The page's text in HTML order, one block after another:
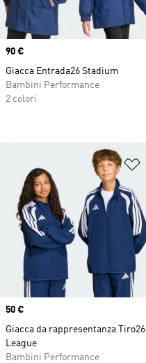
Price
90 €
Giacca Entrada26 Stadium
Bambini Performance
2 colori
Price
50 €
Giacca da rappresentanza Tiro26
League
Bambini Performance